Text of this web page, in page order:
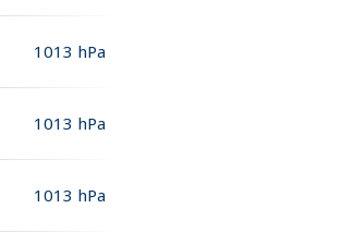
1013 hPa
1013 hPa
1013 hPa